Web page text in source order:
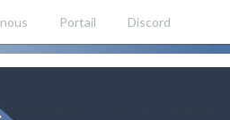
Portail Discord